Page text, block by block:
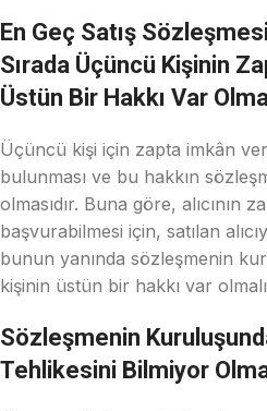
En Geç Satış
Sırada Üçüncü Kişinin
Üstün Bir Hakkı Var
Üçüncü kişi için zapta imkân
bulunması ve bu hakkın
olmasıdır. Buna göre, alıcının
başvurabilmesi için, satılan
bunun yanında sözleşmenin
kişinin üstün bir hakkı var
Sözleşmenin
Tehlikesini Bilmiyor